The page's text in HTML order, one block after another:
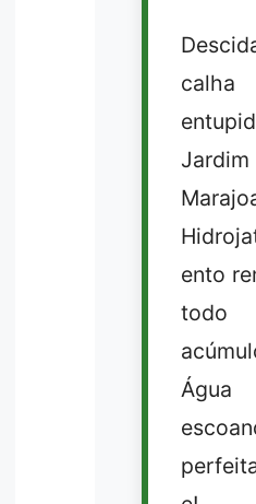
calha
Jardim
ento
todo
Água